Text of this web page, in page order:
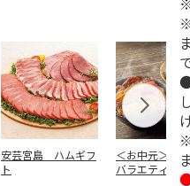
安芸宮島 ハムギフ
ト
＜お中元＞豚丼
バラエティセ